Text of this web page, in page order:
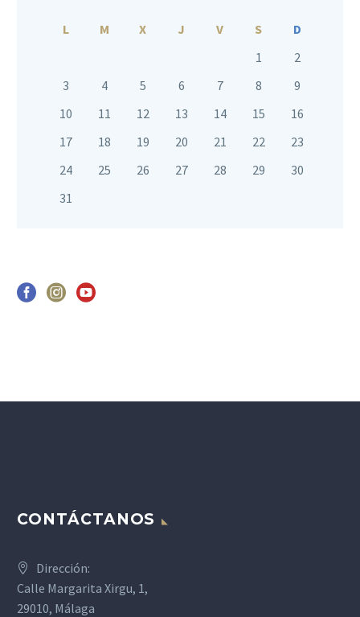
L M X J V S
D
1
2
3
4 5 6 7 8
9
10
11 12 13 14 15
16
17
18 19 20 21 22
23
24
25 26 27 28 29
30
31
CONTÁCTANOS
Dirección:
Calle Margarita Xirgu, 1,
29010, Málaga